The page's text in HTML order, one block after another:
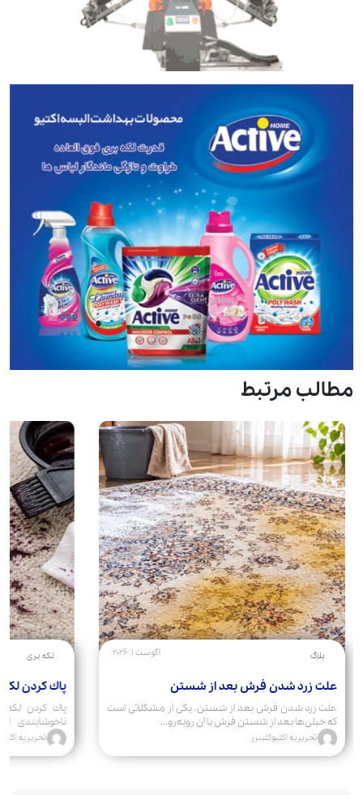
مطالب مرتبط
بلاگ آگوست 1, 2026
علت زرد شدن فرش بعد از شستن
علت زرد شدن فرش بعد از شستن، یکی از مشکلاتی است
که خیلی‌ها بعد از شستن فرش با آن روبه‌رو...
تحریریه اکتیوکلینرز
لکه بری
پاك كردن
پاك كردن
ناخوشایندی
کرده‌اند....
تحریریه